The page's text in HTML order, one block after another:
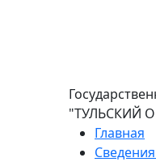
"ТУЛЬСКИЙ
Главная